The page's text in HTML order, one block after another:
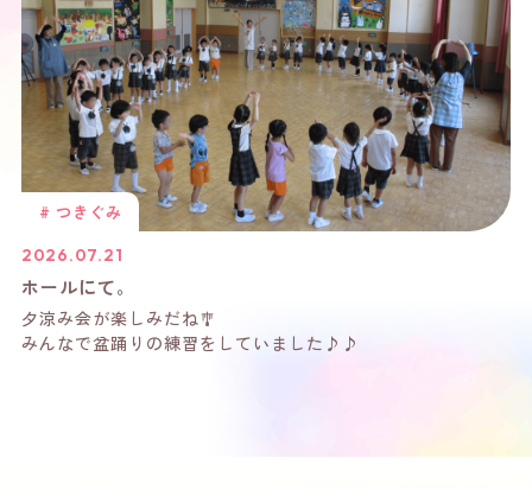
# つきぐみ
2026.07.21
ホールにて。
夕涼み会が楽しみだね🎐
みんなで盆踊りの練習をしていました♪♪